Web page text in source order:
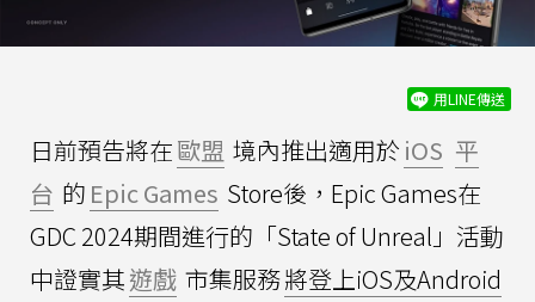
用LINE傳送
日前預告將在歐盟 境內推出適用於 iOS 平
台 的 Epic Games Store後，Epic Games在
GDC 2024期間進行的「State of Unreal」活動
中證實其遊戲 市集服務將登上iOS及Android